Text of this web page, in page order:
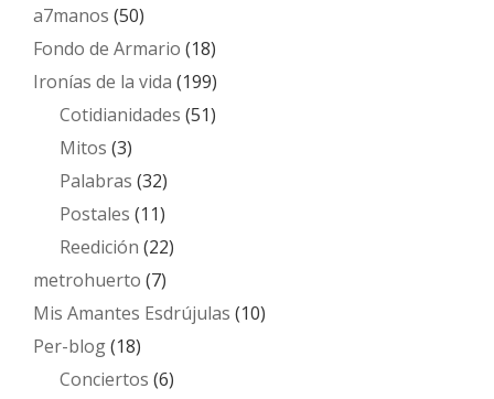
a7manos (50)
Fondo de Armario (18)
Ironías de la vida (199)
Cotidianidades (51)
Mitos (3)
Palabras (32)
Postales (11)
Reedición (22)
metrohuerto (7)
Mis Amantes Esdrújulas (10)
Per-blog(18)
Conciertos (6)